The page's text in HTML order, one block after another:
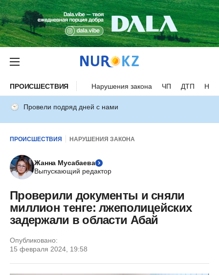
ПРОИСШЕСТВИЯ Нарушения закона ЧП ДТП
Провели подряд дней с нами
ПРОИСШЕСТВИЯ НАРУШЕНИЯ ЗАКОНА
Жанна Мусабаева
Выпускающий редактор
Проверили документы и сняли
миллион тенге: лжеполицейских
задержали в области Абай
Опубликовано:
15 февраля 2024, 19:58